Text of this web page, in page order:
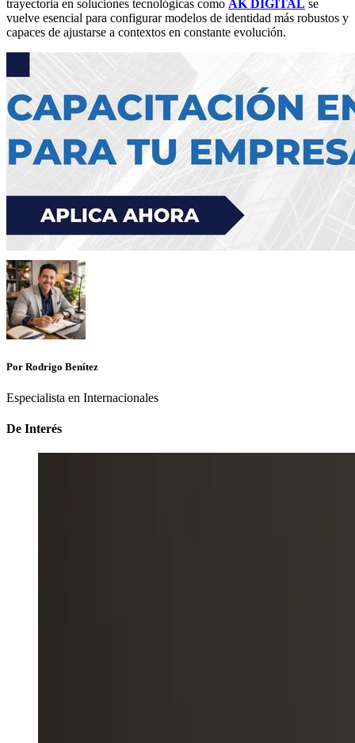
trayectoria en soluciones tecnológicas como AK DIGITAL se
vuelve esencial para configurar modelos de identidad más robustos y
capaces de ajustarse a contextos en constante evolución.
Por Rodrigo Benítez
Especialista en Internacionales
De Interés